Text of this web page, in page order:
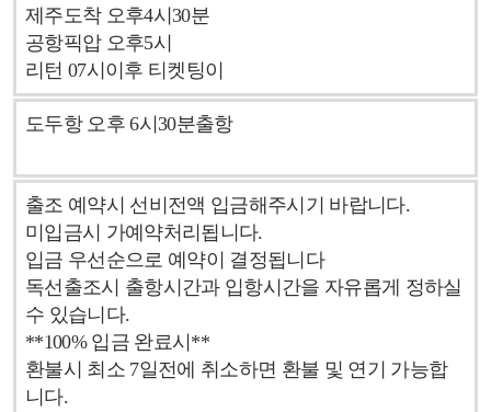
제주도착 오후4시30분
공항픽압 오후5시
리턴 07시이후 티켓팅이
도두항 오후 6시30분출항
출조 예약시 선비전액 입금해주시기 바랍니다.
미입금시 가예약처리됩니다.
입금 우선순으로 예약이 결정됩니다
독선출조시 출항시간과 입항시간을 자유롭게 정하실
수 있습니다.
**100% 입금 완료시**
환불시 최소 7일전에 취소하면 환불 및 연기 가능합
니다.